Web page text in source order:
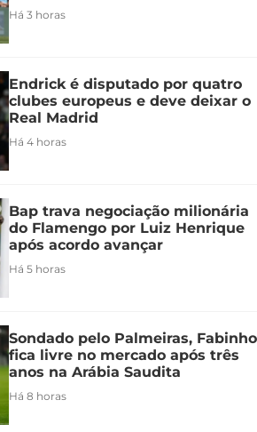
Há 3 horas
Endrick é disputado por quatro
clubes europeus e deve deixar o
Real Madrid
Há 4 horas
Bap trava negociação milionária
do Flamengo por Luiz Henrique
após acordo avançar
Há 5 horas
Sondado pelo Palmeiras, Fabinho
fica livre no mercado após três
anos na Arábia Saudita
Há 8 horas